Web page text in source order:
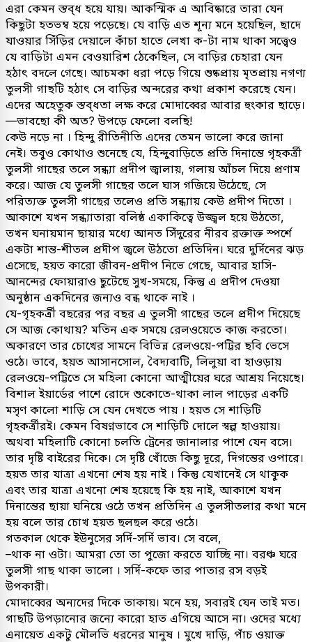
এরা কেমন স্তব্ধ হয়ে যায়। আকস্মিক এ আবিষ্কারে তারা যেন
কিছুটা হতভম্ব হয়ে পড়েছে। যে বাড়ি এত শূন্য মনে হয়েছিল, ছাদে
যাওয়ার সিঁড়ির দেয়ালে কাঁচা হাতে লেখা ক-টা নাম থাকা সত্ত্বেও
যে বাড়িটা এমন বেওয়ারিশ ঠেকেছিল, সে বাড়ির চেহারা যেন
হঠাৎ বদলে গেছে। আচমকা ধরা পড়ে গিয়ে শুষ্কপ্রায় মৃতপ্রায় নগণ্য
তুলসী গাছটি হঠাৎ সে বাড়ির অন্দরের কথা প্রকাশ করেছে যেন।
এদের অহেতুক স্তব্ধতা লক্ষ করে মোদাব্বের আবার হুংকার ছাড়ে।
—ভাবছো কী অত? উপড়ে ফেলো বলছি!
কেউ নড়ে না । হিন্দু রীতিনীতি এদের তেমন ভালো করে জানা
নেই। তবুও কোথাও শুনেছে যে, হিন্দুবাড়িতে প্রতি দিনান্তে গৃহকর্ত্রী
তুলসী গাছের তলে সন্ধ্যা প্রদীপ জ্বালায়, গলায় আঁচল দিয়ে প্রণাম
করে। আজ যে তুলসী গাছের তলে ঘাস গজিয়ে উঠেছে, সে
পরিত্যক্ত তুলসী গাছের তলেও প্রতি সন্ধ্যায় কেউ প্রদীপ দিতো ।
আকাশে যখন সন্ধ্যাতারা বলিষ্ঠ একাকিত্বে উজ্জ্বল হয়ে উঠতো,
তখন ঘনায়মান ছায়ার মধ্যে আনত সিঁদুরের নীরব রক্তাক্ত স্পর্শে
একটা শান্ত-শীতল প্রদীপ জ্বলে উঠতো প্রতিদিন। ঘরে দুর্দিনের ঝড়
এসেছে, হয়ত কারো জীবন-প্রদীপ নিভে গেছে, আবার হাসি-
আনন্দের ফোয়ারাও ছুটেছে সুখ-সময়ে, কিন্তু এ প্রদীপ দেওয়া
অনুষ্ঠান একদিনের জন্যও বন্ধ থাকে নাই ।
যে-গৃহকর্ত্রী বছরের পর বছর এ তুলসী গাছের তলে প্রদীপ দিয়েছে
সে আজ কোথায়? মতিন এক সময়ে রেলওয়েতে কাজ করতো।
অকারণে তার চোখের সামনে বিভিন্ন রেলওয়ে-পট্টির ছবি ভেসে
ওঠে। ভাবে, হয়ত আসানসোল, বৈদ্যবাটি, লিলুয়া বা হাওড়ায়
রেলওয়ে-পট্টিতে সে মহিলা কোনো আত্মীয়ের ঘরে আশ্রয় নিয়েছে।
বিশাল ইয়ার্ডের পাশে রোদে শুকোতে-থাকা লাল পাড়ের একটি
মসৃণ কালো শাড়ি সে যেন দেখতে পায় । হয়ত সে শাড়িটি
গৃহকর্ত্রীরই। কেমন বিষণ্নভাবে সে শাড়িটি দোলে স্বল্প হাওয়ায়।
অথবা মহিলাটি কোনো চলতি ট্রেনের জানালার পাশে যেন বসে।
তার দৃষ্টি বাইরের দিকে। সে দৃষ্টি খোঁজে কিছু দূরে, দিগন্তের ওপারে।
হয়ত তার যাত্রা এখনো শেষ হয় নাই । কিন্তু যেখানেই সে থাকুক
এবং তার যাত্রা এখনো শেষ হয়েছে কি হয় নাই, আকাশে যখন
দিনান্তের ছায়া ঘনিয়ে ওঠে তখন প্রতিদিন এ তুলসীতলার কথা মনে
হয় বলে তার চোখ হয়ত ছলছল করে ওঠে।
গতকাল থেকে ইউনুসের সর্দি-সর্দি ভাব। সে বলে,
–থাক না ওটা। আমরা তো তা পুজো করতে যাচ্ছি না। বরঞ্চ ঘরে
তুলসী গাছ থাকা ভালো । সর্দি-কফে তার পাতার রস বড়ই
উপকারী।
মোদাব্বের অন্যদের দিকে তাকায়। মনে হয়, সবারই যেন তাই মত।
গাছটি উপড়ানোর জন্যে কারো হাত এগিয়ে আসে না। ওদের মধ্যে
এনায়েত একটু মৌলভি ধরনের মানুষ । মুখে দাড়ি, পাঁচ ওয়াক্ত